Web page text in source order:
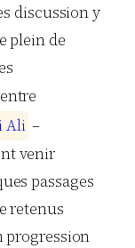
discussion y
plein de
entre
iAli –
venir
passages
retenus
progression